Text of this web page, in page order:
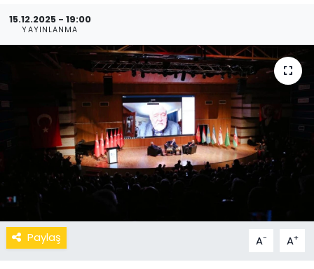
15.12.2025 - 19:00
YAYINLANMA
Paylaş A- A+